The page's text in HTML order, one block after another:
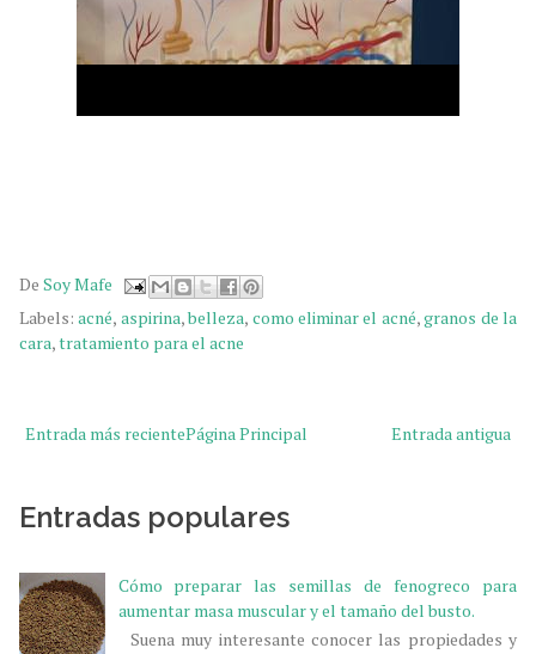
De Soy Mafe
Labels:acné, aspirina,belleza, como eliminar el acné,granos de la
cara,tratamiento para el acne
Entrada más reciente Entrada antigua
Página Principal
Entradas populares
Cómo preparar las semillas de fenogreco para
aumentar masa muscular y el tamaño del busto.
Suena muy interesante conocer las propiedades y